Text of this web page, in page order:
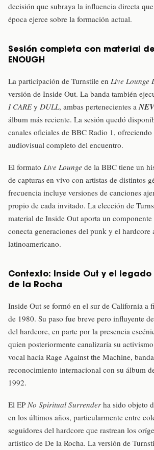
decisión que subraya la influencia directa
época ejerce sobre la formación actual.
Sesión completa con material de
ENOUGH
La participación de Turnstile en Live Lounge
versión de Inside Out. La banda también
I CAREy DULL, ambas pertenecientes a
álbum más reciente. La sesión quedó
canales oficiales de BBC Radio 1,
audiovisual completo del encuentro.
El formato Live Lounge de la BBC tiene un
de capturas en vivo con artistas de distintos
frecuencia incluye versiones de canciones
propio de cada invitado. La elección de
material de Inside Out aporta un
conecta generaciones del punk y el hardcore
latinoamericano.
Contexto: Inside Out y el
de la Rocha
Inside Out se formó en el sur de California a
de 1980. Su paso fue breve pero influyente
del hardcore, en parte por la presencia
quien posteriormente canalizaría su
vocal hacia Rage Against the Machine,
reconocimiento internacional con su álbum
1992.
El EP No Spiritual Surrenderha sido objeto
en los últimos años, particularmente entre
seguidores del hardcore que rastrean los
artístico de De la Rocha. La versión de